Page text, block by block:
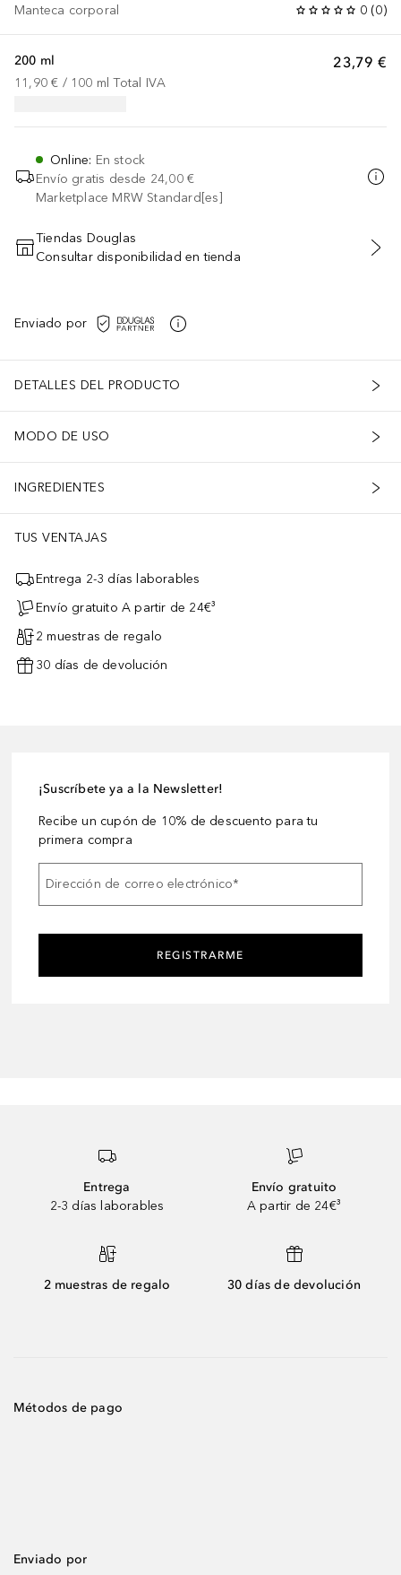
Manteca corporal 0 (0)
23,79 €
200 ml
11,90 € / 100 ml Total IVA
Online: En stock
Envío gratis desde 24,00 €
Marketplace MRW Standard[es]
AÑADIR AL CARRITO
Tiendas Douglas
Consultar disponibilidad en tienda
Enviado por
DETALLES DEL PRODUCTO
MODO DE USO
INGREDIENTES
TUS VENTAJAS
Entrega 2-3 días laborables
Envío gratuito A partir de 24€³
2 muestras de regalo
30 días de devolución
¡Suscríbete ya a la Newsletter!
Recibe un cupón de 10% de descuento para tu
primera compra
Dirección de correo electrónico*
REGISTRARME
Entrega
2-3 días laborables
Envío gratuito
A partir de 24€³
2 muestras de regalo 30 días de devolución
Métodos de pago
Enviado por